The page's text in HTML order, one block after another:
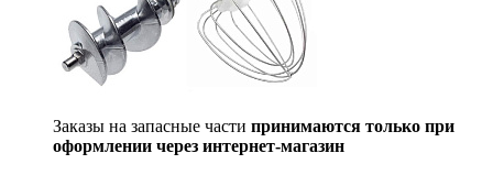
Заказы на запасные части принимаются только при
оформлении через интернет-магазин